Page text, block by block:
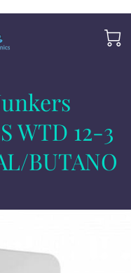
WTD 12-3
BUTANO